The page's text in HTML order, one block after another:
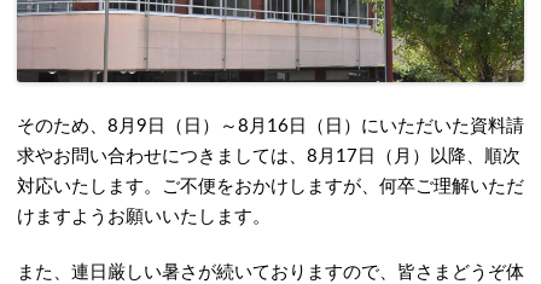
そのため、8月9日（日）～8月16日（日）にいただいた資料請
求やお問い合わせにつきましては、8月17日（月）以降、順次
対応いたします。ご不便をおかけしますが、何卒ご理解いただ
けますようお願いいたします。
また、連日厳しい暑さが続いておりますので、皆さまどうぞ体